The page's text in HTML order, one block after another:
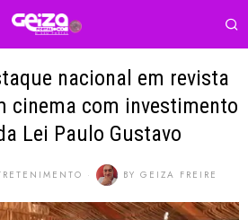
nacional em revista
cinema com investimento
Lei Paulo Gustavo
BY GEIZA FREIRE